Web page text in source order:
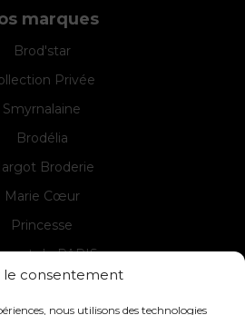
le consentement
nous utilisons des technologies
marques
Brod'star
Privée
Smyrnalaine
Brodélia
Broderie
Marie Cœur
Princesse
de PARIS
de PARIS